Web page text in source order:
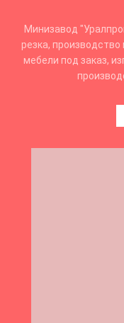
Минизавод
резка,
мебели под заказ,